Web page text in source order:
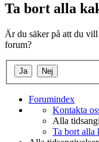
Ta bort alla
Är du säker på att du
forum?
Forumindex
Kontakta
Alla
Ta bort alla